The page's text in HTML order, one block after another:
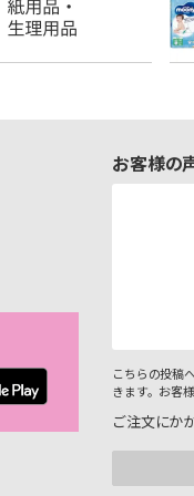
お客様の
こちらの投稿
きます。お客
ご注文にか